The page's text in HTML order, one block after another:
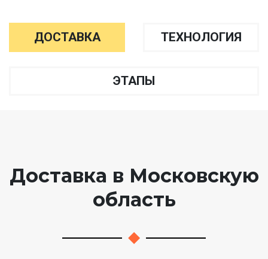
ДОСТАВКА ТЕХНОЛОГИЯ
ЭТАПЫ
Доставка в Московскую
область